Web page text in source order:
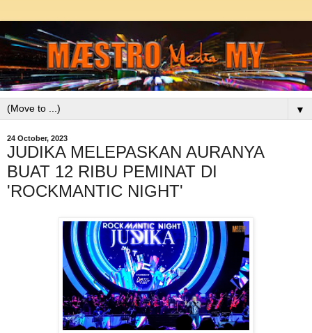
▼
24 October, 2023
JUDIKA MELEPASKAN AURANYA
BUAT 12 RIBU PEMINAT DI
'ROCKMANTIC NIGHT'